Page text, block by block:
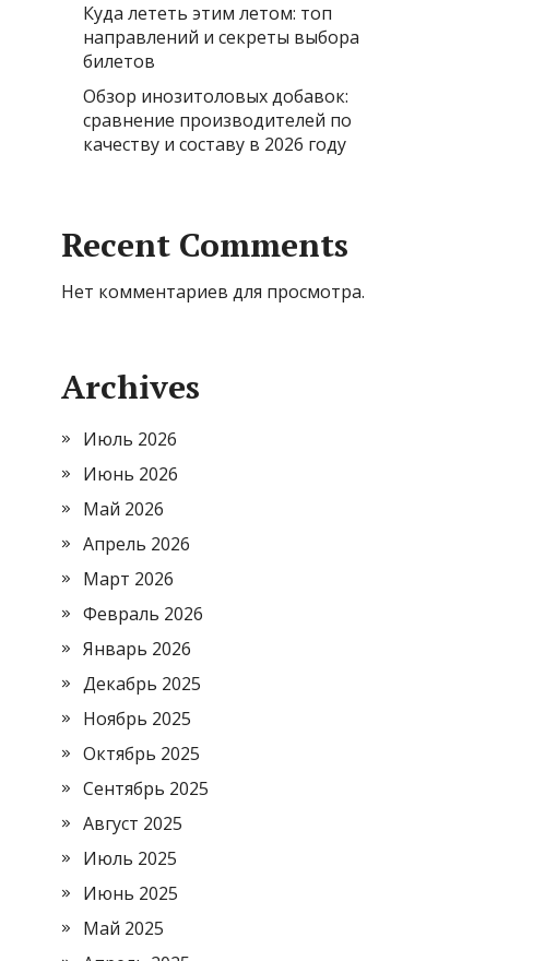
Куда лететь этим летом: топ
направлений и секреты выбора
билетов
Обзор инозитоловых добавок:
сравнение производителей по
качеству и составу в 2026 году
Recent Comments
Нет комментариев для просмотра.
Archives
Июль 2026
Июнь 2026
Май 2026
Апрель 2026
Март 2026
Февраль 2026
Январь 2026
Декабрь 2025
Ноябрь 2025
Октябрь 2025
Сентябрь 2025
Август 2025
Июль 2025
Июнь 2025
Май 2025